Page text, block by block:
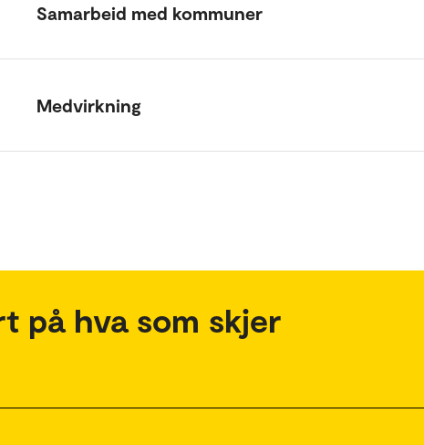
Samarbeid med kommuner
Medvirkning
på hva som skjer